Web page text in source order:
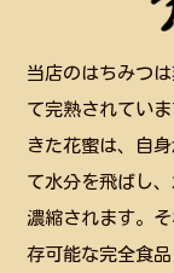
当店のはちみつ
て完熟されてい
きた花蜜は、自
て水分を飛ばし
濃縮されます。
存可能な完全食